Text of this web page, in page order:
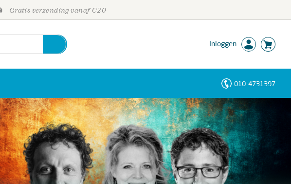
Gratis verzending vanaf €20
Inloggen
010-4731397
Personen
Trefwoorden